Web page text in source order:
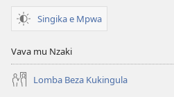
Singika e Mpwa
Vava mu Nzaki
Lomba Beza Kukingula